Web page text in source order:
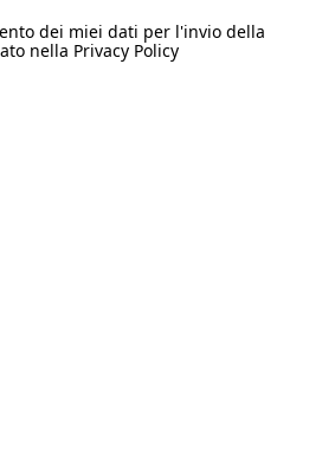
dei miei dati per l'invio della
nella Privacy Policy